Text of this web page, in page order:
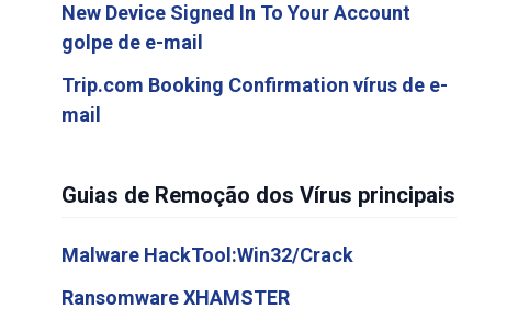
New Device Signed In To Your Account
golpe de e-mail
Trip.com Booking Confirmation vírus de e-
mail
Guias de Remoção dos Vírus principais
Malware HackTool:Win32/Crack
Ransomware XHAMSTER